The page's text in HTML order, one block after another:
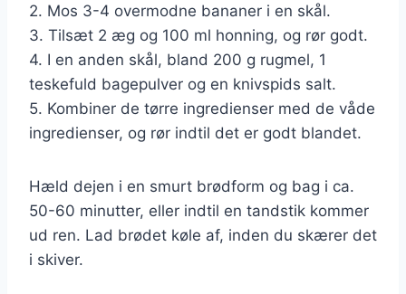
2. Mos 3-4 overmodne bananer i en skål.
3. Tilsæt 2 æg og 100 ml honning, og rør godt.
4. I en anden skål, bland 200 g rugmel, 1
teskefuld bagepulver og en knivspids salt.
5. Kombiner de tørre ingredienser med de våde
ingredienser, og rør indtil det er godt blandet.
Hæld dejen i en smurt brødform og bag i ca.
50-60 minutter, eller indtil en tandstik kommer
ud ren. Lad brødet køle af, inden du skærer det
i skiver.